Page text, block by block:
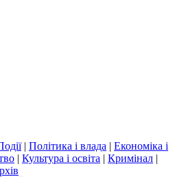
| Політика і влада | Економіка і
| Культура і освіта | Кримінал |